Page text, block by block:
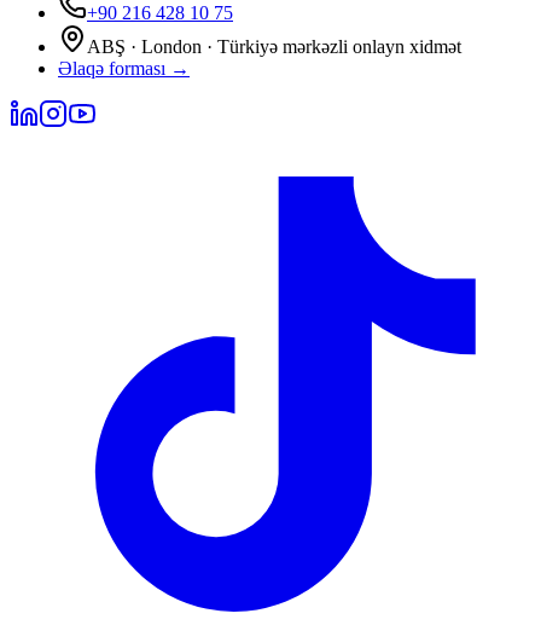
+90 216 428 10 75
ABŞ · London · Türkiyə mərkəzli onlayn xidmət
Əlaqə forması →